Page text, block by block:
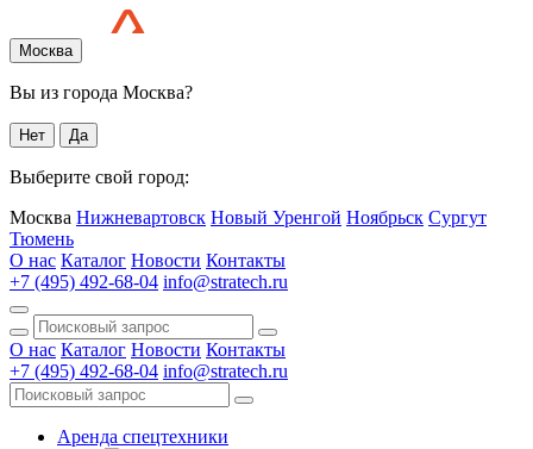
Москва
Вы из города Москва?
Нет Да
Выберите свой город:
Москва Нижневартовск Новый Уренгой Ноябрьск Сургут
Тюмень
О нас Каталог Новости Контакты
+7 (495) 492-68-04 info@stratech.ru
О нас Каталог Новости Контакты
+7 (495) 492-68-04 info@stratech.ru
Аренда спецтехники